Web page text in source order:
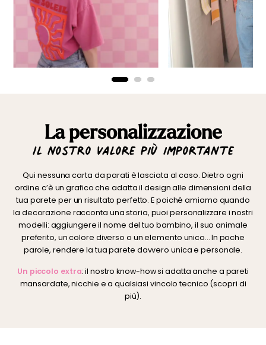
La personalizzazione
Il nostro valore più importante
Qui nessuna carta da parati è lasciata al caso. Dietro ogni
ordine c’è un grafico che adatta il design alle dimensioni della
tua parete per un risultato perfetto. E poiché amiamo quando
la decorazione racconta una storia, puoi personalizzare i nostri
modelli: aggiungere il nome del tuo bambino, il suo animale
preferito, un colore diverso o un elemento unico… In poche
parole, rendere la tua parete davvero unica e personale.
Un piccolo extra: il nostro know-how si adatta anche a pareti
mansardate, nicchie e a qualsiasi vincolo tecnico (scopri di
più).